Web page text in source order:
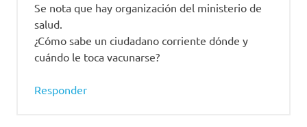
Mecanismo
Ministerio
ministro
Se nota que hay organización del ministerio de
salud.
¿Cómo sabe un ciudadano corriente dónde y
cuándo le toca vacunarse?
Responder